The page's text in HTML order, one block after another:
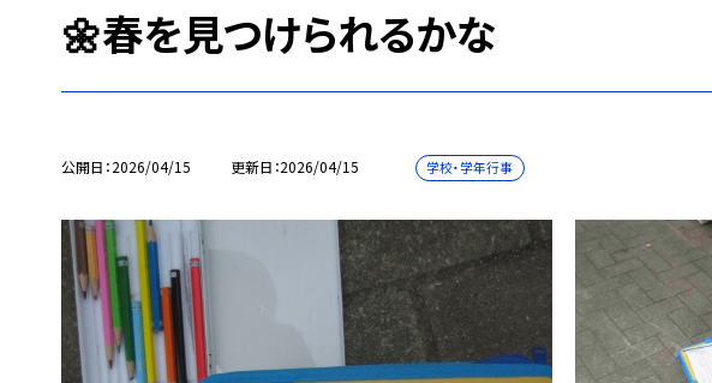
🌼春を見つけられるかな
公開日 2026/04/15 更新日 2026/04/15 学校・学年行事